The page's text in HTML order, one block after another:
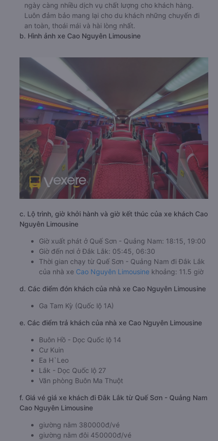
ngày càng nhiều dịch vụ chất lượng cho khách hàng.
Luôn đảm bảo mang lại cho du khách những chuyến đi
an toàn, thoái mái và hài lòng nhất.
b. Hình ảnh xe Cao Nguyên Limousine
c. Lộ trình, giờ khởi hành và giờ kết thúc của xe khách Cao
Nguyên Limousine
Giờ xuất phát ở Quế Sơn - Quảng Nam: 18:15, 19:00
Giờ đến nơi ở Đắk Lắk: 05:45, 06:30
Thời gian chạy từ Quế Sơn - Quảng Nam đi Đắk Lắk
của nhà xe Cao Nguyên Limousine khoảng: 11.5 giờ
d. Các điểm đón khách của nhà xe Cao Nguyên Limousine
Ga Tam Kỳ (Quốc lộ 1A)
e. Các điểm trả khách của nhà xe Cao Nguyên Limousine
Buôn Hồ - Dọc Quốc lộ 14
Cư Kuin
Ea H`Leo
Lắk - Dọc Quốc lộ 27
Văn phòng Buôn Ma Thuột
f. Giá vé giá xe khách đi Đắk Lắk từ Quế Sơn - Quảng Nam
Cao Nguyên Limousine
giường nằm 380000đ/vé
giường nằm đôi 450000đ/vé